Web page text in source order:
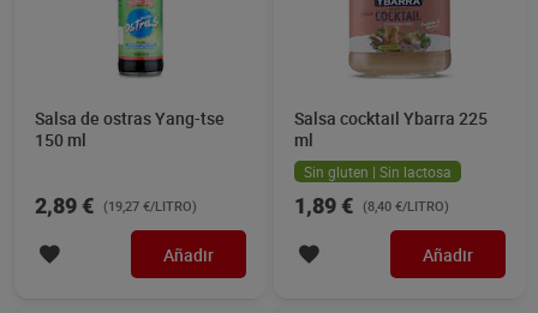
Salsa de ostras Yang-tse
150 ml
2,89 € (19,27 €/LITRO)
Añadir
Salsa cocktail Ybarra 225
ml
Sin gluten | Sin lactosa
1,89 € (8,40 €/LITRO)
Añadir